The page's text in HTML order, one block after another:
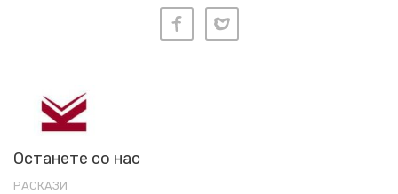
Останете со нас
РАСКАЗИ